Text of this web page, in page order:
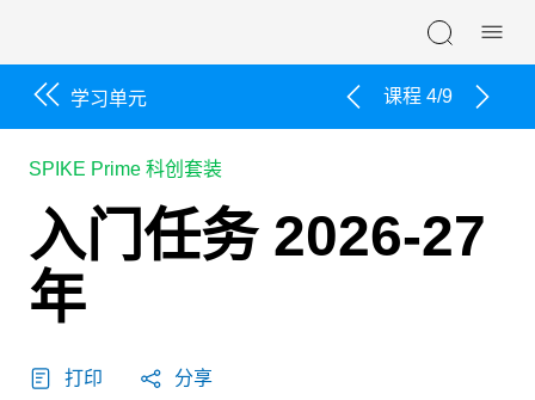
学习单元 课程 4/9
SPIKE Prime 科创套装
入门任务 2026-27
年
打印 分享